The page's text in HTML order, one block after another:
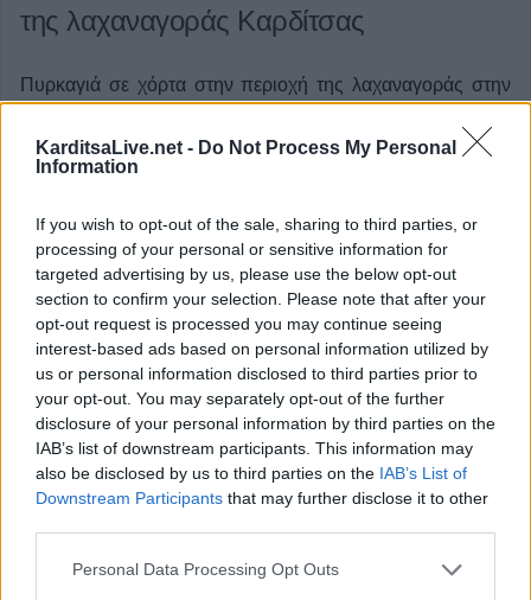
KarditsaLive.net - Do Not Process My Personal
Information
If you wish to opt-out of the sale, sharing to third parties, or
processing of your personal or sensitive information for
targeted advertising by us, please use the below opt-out
section to confirm your selection. Please note that after your
opt-out request is processed you may continue seeing
interest-based ads based on personal information utilized by
us or personal information disclosed to third parties prior to
your opt-out. You may separately opt-out of the further
disclosure of your personal information by third parties on the
IAB’s list of downstream participants. This information may
also be disclosed by us to third parties on the IAB’s List of
Downstream Participants that may further disclose it to other
Personal Data Processing Opt Outs
της λαχαναγοράς Καρδίτσας
Πυρκαγιά σε χόρτα στην περιοχή της λαχαναγοράς στην
Πρωτομαγιάς.